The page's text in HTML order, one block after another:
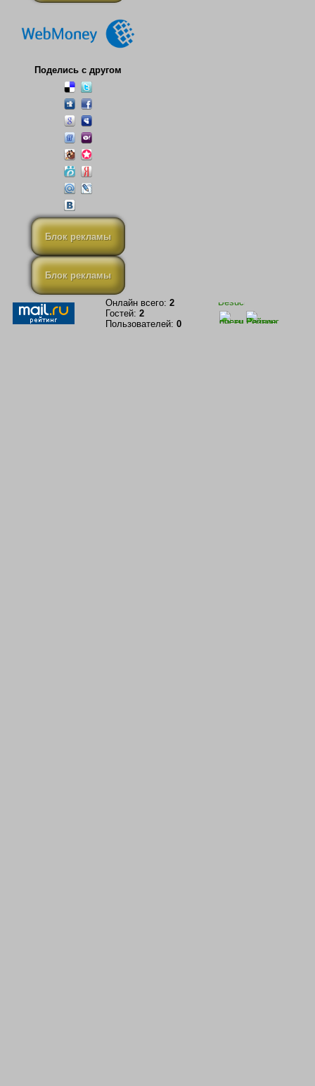
Поделись с другом
Блок рекламы
Блок рекламы
Онлайн всего: 2
Гостей: 2
Пользователей: 0